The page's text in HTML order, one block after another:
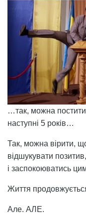
…так, можна постити
наступні 5 років…
Так, можна вірити,
відшукувати
і заспокоюватись
Життя
Але. АЛЕ.